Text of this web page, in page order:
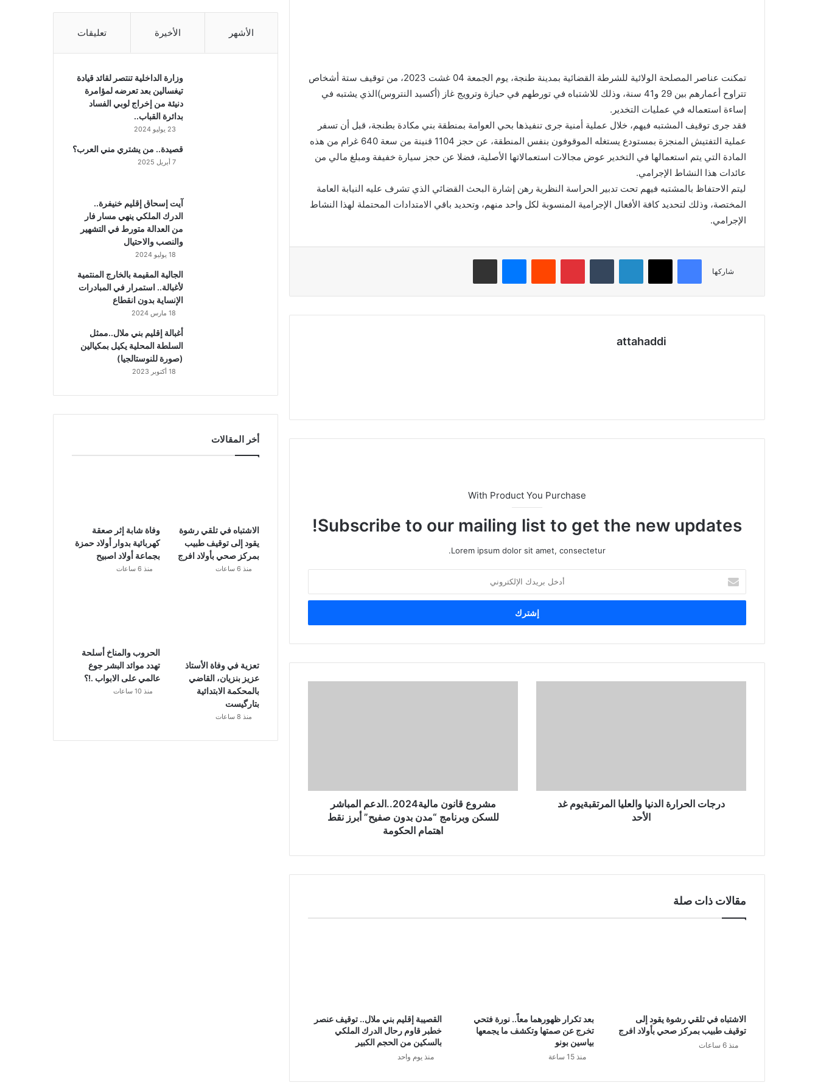
تمكنت عناصر المصلحة الولائية للشرطة القضائية بمدينة طنجة، يوم الجمعة 04 غشت 2023، من توقيف ستة أشخاص
تتراوح أعمارهم بين 29 و41 سنة، وذلك للاشتباه في تورطهم في حيازة وترويج غاز (أكسيد النتروس)الذي يشتبه في
إساءة استعماله في عمليات التخدير.
فقد جرى توقيف المشتبه فيهم، خلال عملية أمنية جرى تنفيذها بحي العوامة بمنطقة بني مكادة بطنجة، قبل أن تسفر
عملية التفتيش المنجزة بمستودع يستغله الموقوفون بنفس المنطقة، عن حجز 1104 قنينة من سعة 640 غرام من هذه
المادة التي يتم استعمالها في التخدير عوض مجالات استعمالاتها الأصلية، فضلا عن حجز سيارة خفيفة ومبلغ مالي من
عائدات هذا النشاط الإجرامي.
ليتم الاحتفاظ بالمشتبه فيهم تحت تدبير الحراسة النظرية رهن إشارة البحث القضائي الذي تشرف عليه النيابة العامة
المختصة، وذلك لتحديد كافة الأفعال الإجرامية المنسوبة لكل واحد منهم، وتحديد باقي الامتدادات المحتملة لهذا النشاط
الإجرامي.
شاركها
فيسبوك X لينكدإن بينتيريست ماسنجر مشاركة عبر البريد
attahaddi
With Product You Purchase
Subscribe to our mailing list to get the new updates!
Lorem ipsum dolor sit amet, consectetur.
بريدك
الإلكتروني
درجات الحرارة الدنيا والعليا المرتقبةيوم غد
الأحد
مشروع قانون مالية2024..الدعم المباشر
للسكن وبرنامج “مدن بدون صفيح” أبرز نقط
اهتمام الحكومة
مقالات ذات صلة
الاشتباه في تلقي رشوة يقود إلى
توقيف طبيب بمركز صحي بأولاد افرج
منذ 6 ساعات
بعد تكرار ظهورهما معاً.. نورة فتحي
تخرج عن صمتها وتكشف ما يجمعها
بياسين بونو
منذ 15 ساعة
القصيبة إقليم بني ملال.. توقيف عنصر
خطبر قاوم رحال الدرك الملكي
بالسكين من الحجم الكبير
منذ يوم واحد
الأشهر الأخيرة تعليقات
وزارة الداخلية تنتصر لقائد قيادة
تيغسالين بعد تعرضه لمؤامرة
دنيئة من إخراج لوبي الفساد
بدائرة القباب..
23 يوليو 2024
قصيدة.. من يشتري مني العرب؟
7 أبريل 2025
آيت إسحاق إقليم خنيفرة..
الدرك الملكي ينهي مسار فار
من العدالة متورط في التشهير
والنصب والاحتيال
18 يوليو 2024
الجالية المقيمة بالخارج المنتمية
لأغبالة.. استمرار في المبادرات
الإنساية بدون انقطاع
18 مارس 2024
أغبالة إقليم بني ملال..ممثل
السلطة المحلية يكيل بمكيالين
(صورة للنوستالجيا)
18 أكتوبر 2023
أخر المقالات
الاشتباه في تلقي رشوة
يقود إلى توقيف طبيب
بمركز صحي بأولاد افرج
منذ 6 ساعات
وفاة شابة إثر صعقة
كهربائية بدوار أولاد حمزة
بجماعة أولاد اصبيح
منذ 6 ساعات
تعزية في وفاة الأستاذ
عزيز بنزيان، القاضي
بالمحكمة الابتدائية
بتارگيست
منذ 8 ساعات
الحروب والمناخ أسلحة
تهدد موائد البشر جوع
عالمي على الابواب .!؟
منذ 10 ساعات